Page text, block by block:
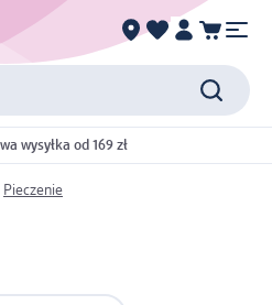
wysyłka od 169 zł
Pieczenie